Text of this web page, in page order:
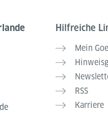
Hilfreiche
Mein
RSS
Karriere